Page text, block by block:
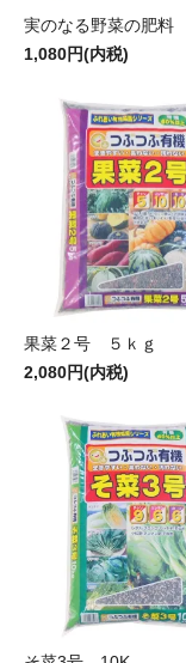
実のなる野菜の肥
1,080円(内税)
果菜２号 ５ｋｇ
2,080円(内税)